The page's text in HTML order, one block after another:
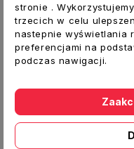
Dane
Typ: Zasuwa
Średnica spiro
Średnica [mm]:
stronie .
trzecich w celu
nastepnie wyświetlania
preferencjami na
podczas nawigacji.